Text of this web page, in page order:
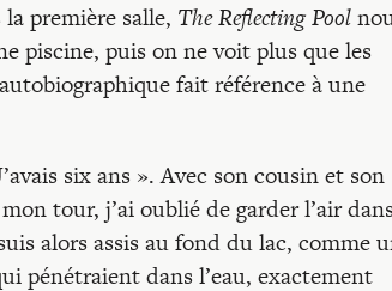
première salle, The Reflecting Pool
piscine, puis on ne voit plus que les
fait référence à une
six ans ». Avec son cousin et son
tour, j’ai oublié de garder l’air
alors assis au fond du lac, comme
pénétraient dans l’eau, exactement